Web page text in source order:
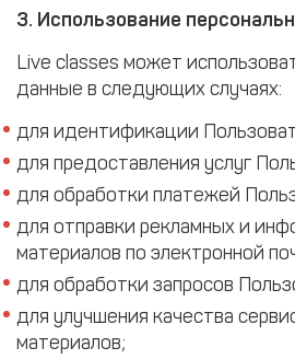
3. Использование
Live classes может
данные в следующих случаях:
для идентификации
для предоставления услуг
для обработки платежей
для отправки рекламных и
материалов по электронной
для обработки запросов
для улучшения качества
материалов;